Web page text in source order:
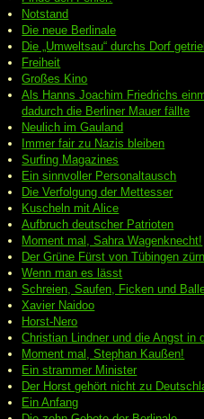
Notstand
Die neue Berlinale
Die „Umweltsau“ durchs Dorf
Freiheit
Großes Kino
Als Hanns Joachim Friedrichs
dadurch die Berliner Mauer fällte
Neulich im Gauland
Immer fair zu Nazis bleiben
Surfing Magazines
Ein sinnvoller Personaltausch
Die Verfolgung der Mettesser
Kuscheln mit Alice
Aufbruch deutscher Patrioten
Moment mal, Sahra Wagenknecht!
Der Grüne Fürst von Tübingen
Wenn man es lässt
Schreien, Saufen, Ficken und
Xavier Naidoo
Horst-Nero
Christian Lindner und die Angst in
Moment mal, Stephan Kaußen!
Ein strammer Minister
Der Horst gehört nicht zu
Ein Anfang